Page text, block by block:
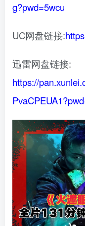
g?pwd=5wcu
UC网盘链接:
迅雷网盘链接:
https://